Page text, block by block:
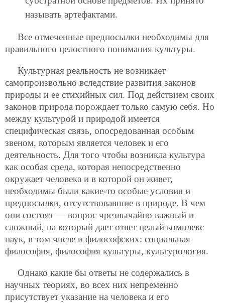
называть артефактами.
Все отмеченные предпосылки необходимы для
правильного целостного понимания культуры.
Культурная реальность не возникает
самопроизвольно вследствие развития законов
природы и ее стихийных сил. Под действием своих
законов природа порождает только самую себя. Но
между культурой и природой имеется
специфическая связь, опосредованная особым
звеном, которым является человек и его
деятельность. Для того чтобы возникла культура
как особая среда, которая непосредственно
окружает человека и в которой он живет,
необходимы были какие-то особые условия и
предпосылки, отсутствовавшие в природе. В чем
они состоят — вопрос чрезвычайно важный и
сложный, на который дает ответ целый комплекс
наук, в том числе и философских: социальная
философия, философия культуры, культурология.
Однако какие бы ответы не содержались в
научных теориях, во всех них непременно
присутствует указание на человека и его